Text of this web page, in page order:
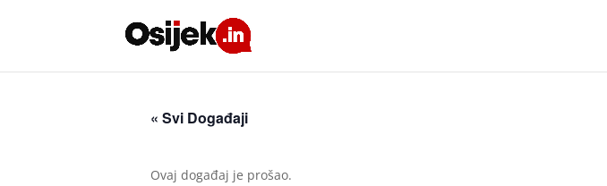
« Svi Događaji
Ovaj događaj je prošao.